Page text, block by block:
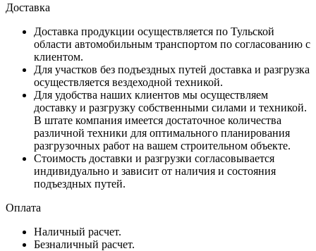
Доставка
Доставка продукции осуществляется по Тульской
области автомобильным транспортом по согласованию с
клиентом.
Для участков без подъездных путей доставка и разгрузка
осуществляется вездеходной техникой.
Для удобства наших клиентов мы осуществляем
доставку и разгрузку собственными силами и техникой.
В штате компания имеется достаточное количества
различной техники для оптимального планирования
разгрузочных работ на вашем строительном объекте.
Стоимость доставки и разгрузки согласовывается
индивидуально и зависит от наличия и состояния
подъездных путей.
Оплата
Наличный расчет.
Безналичный расчет.